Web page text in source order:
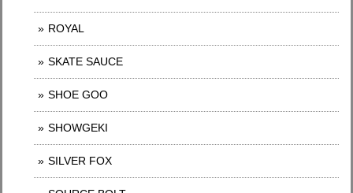
ROYAL
SKATE SAUCE
SHOE GOO
SHOWGEKI
SILVER FOX